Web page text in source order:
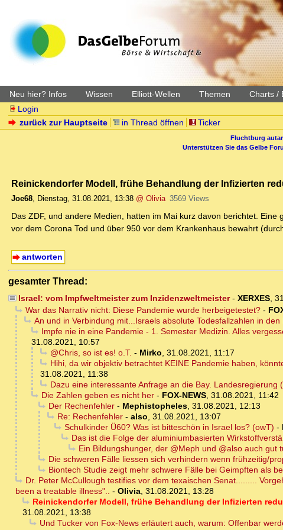
Neu hier? Infos Wissen Elliott-Wellen Themen Charts /
Login
zurück zur Hauptseite
in Thread öffnen Ticker
Fluchtburg
Unterstützen Sie das Gelbe
Reinickendorfer Modell, frühe Behandlung der Infizierten
Joe68, Dienstag, 31.08.2021, 13:38 @ Olivia 3569 Views
Das ZDF, und andere Medien, hatten im Mai kurz davon berichtet.
vor dem Corona Tod und über 950 vor dem Krankenhaus bewahrt
antworten
gesamter Thread:
Israel: vom Impfweltmeister zum Inzidenzweltmeister- XERXES,
War das Narrativ nicht: Diese Pandemie wurde herbeigetestet?-
An und in Verbindung mit...Israels absolute Todesfallzahlen in
Impfe nie in eine Pandemie - 1. Semester Medizin. Alles
31.08.2021, 10:57
@Chris, so ist es! o.T. - Mirko, 31.08.2021, 11:17
Hihi, da wir objektiv betrachtet KEINE Pandemie haben,
31.08.2021, 11:38
Dazu eine interessante Anfrage an die Bay. Landesregierung
Die Zahlen geben es nicht her- FOX-NEWS, 31.08.2021, 11:42
Der Rechenfehler- Mephistopheles, 31.08.2021, 12:13
Re: Rechenfehler- also, 31.08.2021, 13:07
Schulkinder Ü60? Was ist bitteschön in Israel los? (owT) -
Das ist die Folge der aluminiumbasierten
Ein Bildungshunger, der @Meph und @also auch gut
Die schweren Fälle liessen sich verhindern wenn frühzeitig/
Biontech Studie zeigt mehr schwere Fälle bei Geimpften als
Dr. Peter McCullough testifies vor dem texaischen Senat.........
been a treatable illness".. - Olivia, 31.08.2021, 13:28
Reinickendorfer Modell, frühe Behandlung der Infizierten
31.08.2021, 13:38
Und Tucker von Fox-News erläutert auch, warum: Offenbar